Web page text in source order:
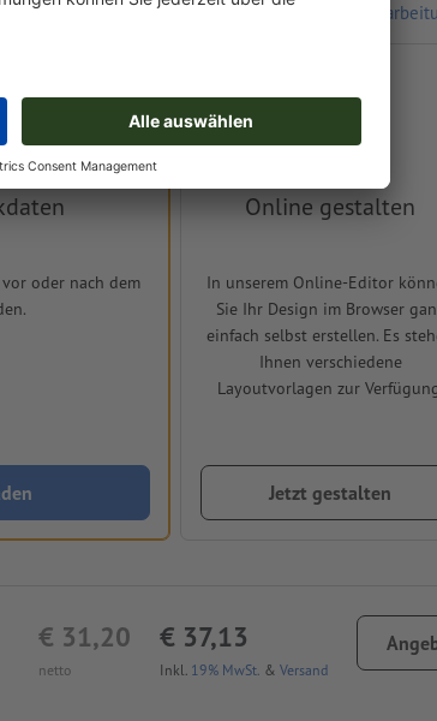
gelten die Vereinbarung zur
oder nach dem
Online gestalten
In unserem Online-Editor
Sie Ihr Design im Browser
einfach selbst erstellen. Es
Ihnen verschiedene
Layoutvorlagen zur
Jetzt gestalten
netto
€ 31,20
Inkl. 19% MwSt. & Versand
€ 37,13